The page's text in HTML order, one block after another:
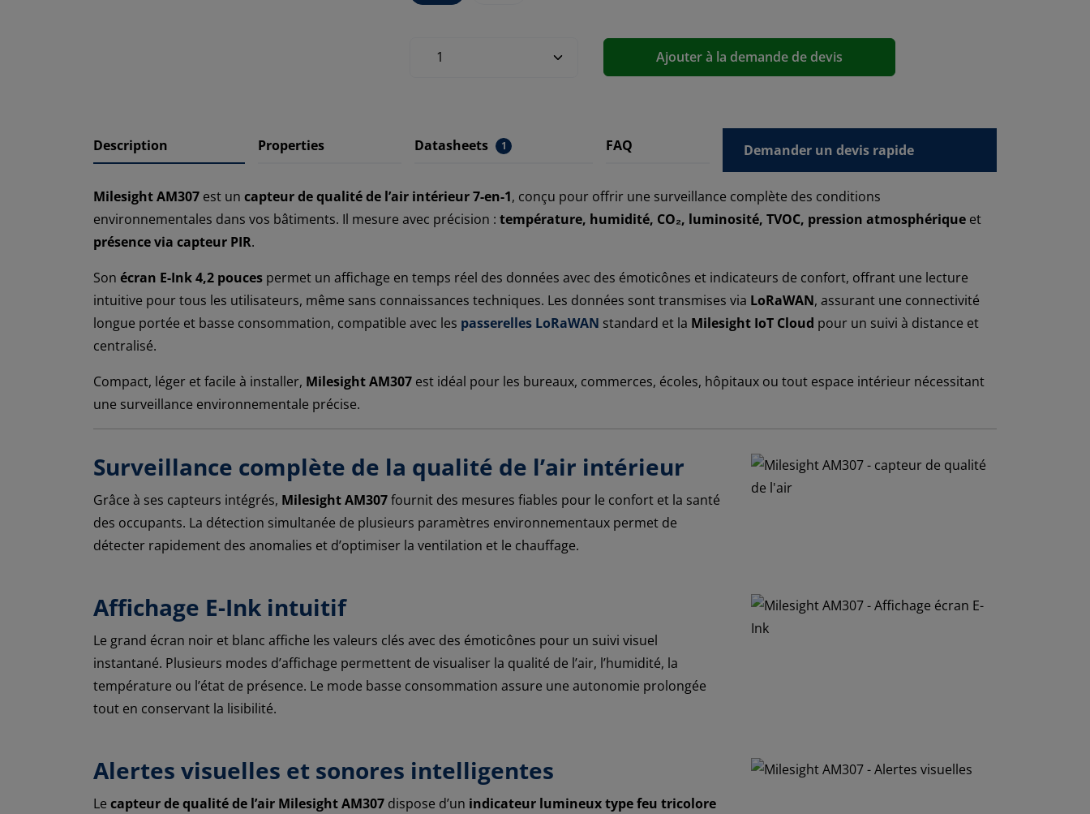
Ajouter à la demande de devis
Description Properties Datasheets 1 FAQ Demander un devis rapide
Milesight AM307 est un capteur de qualité de l’air intérieur 7-en-1, conçu pour offrir une surveillance complète des conditions
environnementales dans vos bâtiments. Il mesure avec précision : température, humidité, CO₂, luminosité, TVOC, pression atmosphérique et
présence via capteur PIR.
Son écran E-Ink 4,2 pouces permet un affichage en temps réel des données avec des émoticônes et indicateurs de confort, offrant une lecture
intuitive pour tous les utilisateurs, même sans connaissances techniques. Les données sont transmises via LoRaWAN, assurant une connectivité
longue portée et basse consommation, compatible avec les passerelles LoRaWAN standard et la Milesight IoT Cloud pour un suivi à distance et
centralisé.
Compact, léger et facile à installer, Milesight AM307 est idéal pour les bureaux, commerces, écoles, hôpitaux ou tout espace intérieur nécessitant
une surveillance environnementale précise.
Surveillance complète de la qualité de l’air intérieur
Grâce à ses capteurs intégrés, Milesight AM307fournit des mesures fiables pour le confort et la santé
des occupants. La détection simultanée de plusieurs paramètres environnementaux permet de
détecter rapidement des anomalies et d’optimiser la ventilation et le chauffage.
Affichage E-Ink intuitif
Le grand écran noir et blanc affiche les valeurs clés avec des émoticônes pour un suivi visuel
instantané. Plusieurs modes d’affichage permettent de visualiser la qualité de l’air, l’humidité, la
température ou l’état de présence. Le mode basse consommation assure une autonomie prolongée
tout en conservant la lisibilité.
Alertes visuelles et sonores intelligentes
Le capteur de qualité de l’air Milesight AM307 dispose d’un indicateur lumineux type feu tricolore